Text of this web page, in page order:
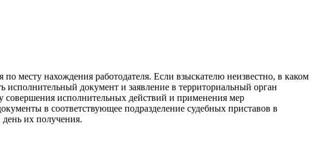
месту нахождения работодателя. Если взыскателю неизвестно, в каком
исполнительный документ и заявление в территориальный орган
совершения исполнительных действий и применения мер
в соответствующее подразделение судебных приставов в
их получения.